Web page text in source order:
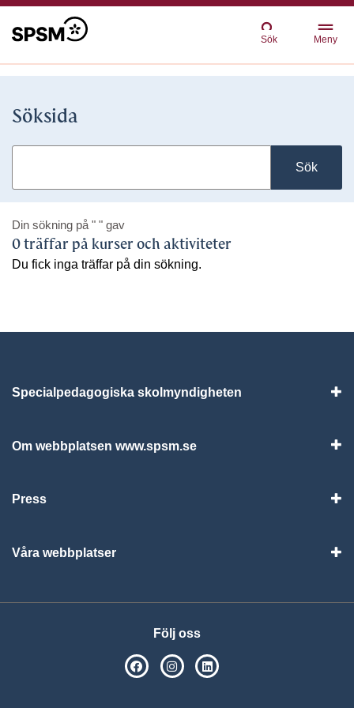
Sök Meny
Söksida
Sök
Din sökning på " " gav
0 träffar på kurser och aktiviteter
Du fick inga träffar på din sökning.
Specialpedagogiska skolmyndigheten
Om webbplatsen www.spsm.se
Press
Våra webbplatser
Följ oss
SPSM på Facebook
SPSM på Instagram